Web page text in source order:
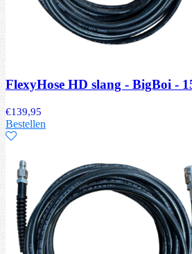
FlexyHose HD slang - BigBoi -
€139,95
Bestellen